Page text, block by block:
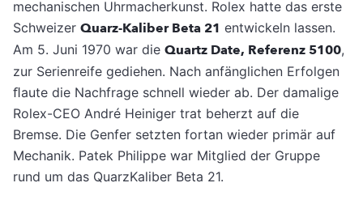
mechanischen Uhrmacherkunst. Rolex hatte das erste
Schweizer Quarz-Kaliber Beta 21 entwickeln lassen.
Am 5. Juni 1970 war die Quartz Date, Referenz 5100,
zur Serienreife gediehen. Nach anfänglichen Erfolgen
ﬂaute die Nachfrage schnell wieder ab. Der damalige
Rolex-CEO André Heiniger trat beherzt auf die
Bremse. Die Genfer setzten fortan wieder primär auf
Mechanik. Patek Philippe war Mitglied der Gruppe
rund um das QuarzKaliber Beta 21.